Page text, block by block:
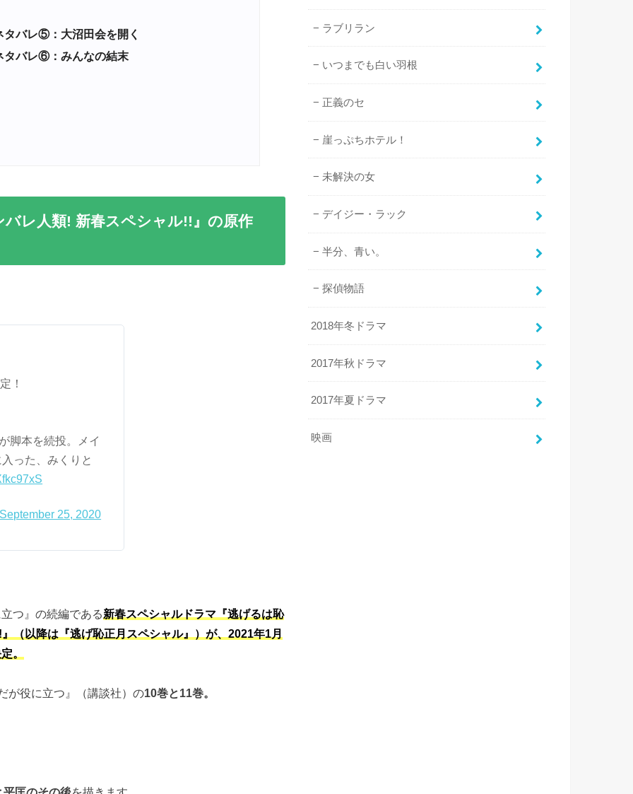
バレ⑤：大沼田会を開く
タバレ⑥：みんなの結末
レ人類! 新春スペシャル!!』の原作
！
脚本を続投。メイ
った、みくりと
September 25, 2020
つ』の続編である新春スペシャルドラマ『逃げるは恥
（以降は『逃げ恥正月スペシャル』）が、2021年1月
。
が役に立つ』（講談社）の10巻と11巻。
ラブリラン
いつまでも白い羽根
正義のセ
崖っぷちホテル！
未解決の女
デイジー・ラック
半分、青い。
探偵物語
2018年冬ドラマ
2017年秋ドラマ
2017年夏ドラマ
映画